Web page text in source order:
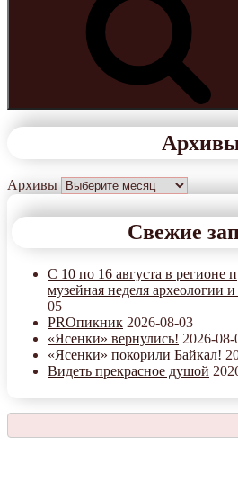
Архивы
Свежие
С 10 по 16 августа в регионе
музейная неделя археологии
05
PROпикник 2026-08-03
«Ясенки» вернулись! 2026-08-
«Ясенки» покорили Байкал!
Видеть прекрасное душой